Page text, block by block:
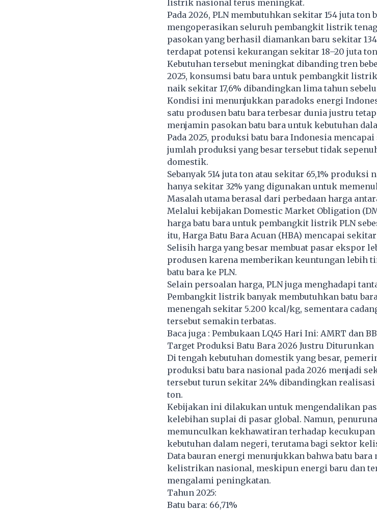
listrik nasional terus meningkat.
Pada 2026, PLN membutuhkan sekitar 154 juta ton
mengoperasikan seluruh pembangkit listrik
pasokan yang berhasil diamankan baru sekitar
terdapat potensi kekurangan sekitar 18–20 juta ton
Kebutuhan tersebut meningkat dibanding tren
2025, konsumsi batu bara untuk pembangkit listrik
naik sekitar 17,6% dibandingkan lima tahun
Kondisi ini menunjukkan paradoks energi
satu produsen batu bara terbesar dunia justru
menjamin pasokan batu bara untuk kebutuhan
Pada 2025, produksi batu bara Indonesia
jumlah produksi yang besar tersebut tidak
domestik.
Sebanyak 514 juta ton atau sekitar 65,1%
hanya sekitar 32% yang digunakan untuk
Masalah utama berasal dari perbedaan harga
Melalui kebijakan Domestic Market Obligation
harga batu bara untuk pembangkit listrik PLN
itu, Harga Batu Bara Acuan (HBA) mencapai sekitar
Selisih harga yang besar membuat pasar ekspor
produsen karena memberikan keuntungan lebih
batu bara ke PLN.
Selain persoalan harga, PLN juga menghadapi
Pembangkit listrik banyak membutuhkan batu
menengah sekitar 5.200 kcal/kg, sementara
tersebut semakin terbatas.
Baca juga : Pembukaan LQ45 Hari Ini: AMRT dan
Target Produksi Batu Bara 2026 Justru Diturunkan
Di tengah kebutuhan domestik yang besar,
produksi batu bara nasional pada 2026 menjadi
tersebut turun sekitar 24% dibandingkan realisasi
ton.
Kebijakan ini dilakukan untuk mengendalikan
kelebihan suplai di pasar global. Namun,
memunculkan kekhawatiran terhadap kecukupan
kebutuhan dalam negeri, terutama bagi sektor
Data bauran energi menunjukkan bahwa batu
kelistrikan nasional, meskipun energi baru dan
mengalami peningkatan.
Tahun 2025:
Batu bara: 66,71%